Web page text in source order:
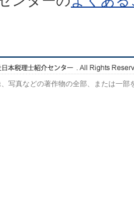
写真などの著作物の全部、または一